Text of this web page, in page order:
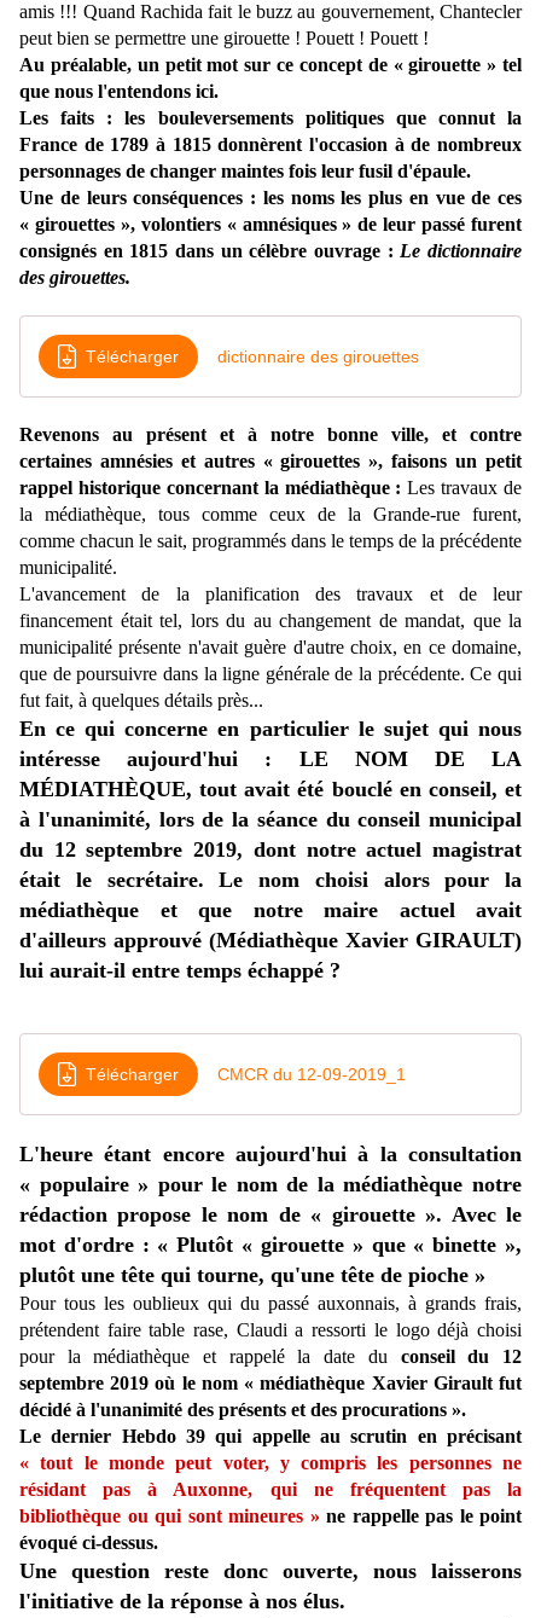
amis !!! Quand Rachida fait le buzz au gouvernement, Chantecler
peut bien se permettre une girouette ! Pouett ! Pouett !
Au préalable, un petit mot sur ce concept de « girouette » tel
que nous l'entendons ici.
Les faits : les bouleversements politiques que connut la
France de 1789 à 1815 donnèrent l'occasion à de nombreux
personnages de changer maintes fois leur fusil d'épaule.
Une de leurs conséquences : les noms les plus en vue de ces
« girouettes », volontiers « amnésiques » de leur passé furent
consignés en 1815 dans un célèbre ouvrage : Le dictionnaire
des girouettes.
Télécharger dictionnaire des girouettes
Revenons au présent et à notre bonne ville, et contre
certaines amnésies et autres « girouettes », faisons un petit
rappel historique concernant la médiathèque : Les travaux de
la médiathèque, tous comme ceux de la Grande-rue furent,
comme chacun le sait, programmés dans le temps de la précédente
municipalité.
L'avancement de la planification des travaux et de leur
financement était tel, lors du au changement de mandat, que la
municipalité présente n'avait guère d'autre choix, en ce domaine,
que de poursuivre dans la ligne générale de la précédente. Ce qui
fut fait, à quelques détails près...
En ce qui concerne en particulier le sujet qui nous
intéresse aujourd'hui : LE NOM DE LA
MÉDIATHÈQUE, tout avait été bouclé en conseil, et
à l'unanimité, lors de la séance du conseil municipal
du 12 septembre 2019, dont notre actuel magistrat
était le secrétaire. Le nom choisi alors pour la
médiathèque et que notre maire actuel avait
d'ailleurs approuvé (Médiathèque Xavier GIRAULT)
lui aurait-il entre temps échappé ?
Télécharger CMCR du 12-09-2019_1
L'heure étant encore aujourd'hui à la consultation
« populaire » pour le nom de la médiathèque notre
rédaction propose le nom de « girouette ». Avec le
mot d'ordre : « Plutôt « girouette » que « binette »,
plutôt une tête qui tourne, qu'une tête de pioche »
Pour tous les oublieux qui du passé auxonnais, à grands frais,
prétendent faire table rase, Claudi a ressorti le logo déjà choisi
pour la médiathèque et rappelé la date du conseil du 12
septembre 2019 où le nom « médiathèque Xavier Girault fut
décidé à l'unanimité des présents et des procurations ».
Le dernier Hebdo 39 qui appelle au scrutin en précisant
« tout le monde peut voter, y compris les personnes ne
résidant pas à Auxonne, qui ne fréquentent pas la
bibliothèque ou qui sont mineures » ne rappelle pas le point
évoqué ci-dessus.
Une question reste donc ouverte, nous laisserons
l'initiative de la réponse à nos élus.